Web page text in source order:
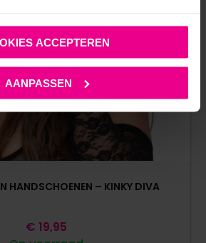
ACCEPTEREN
AANPASSEN
HANDSCHOENEN – KINKY DIVA
€ 19,95